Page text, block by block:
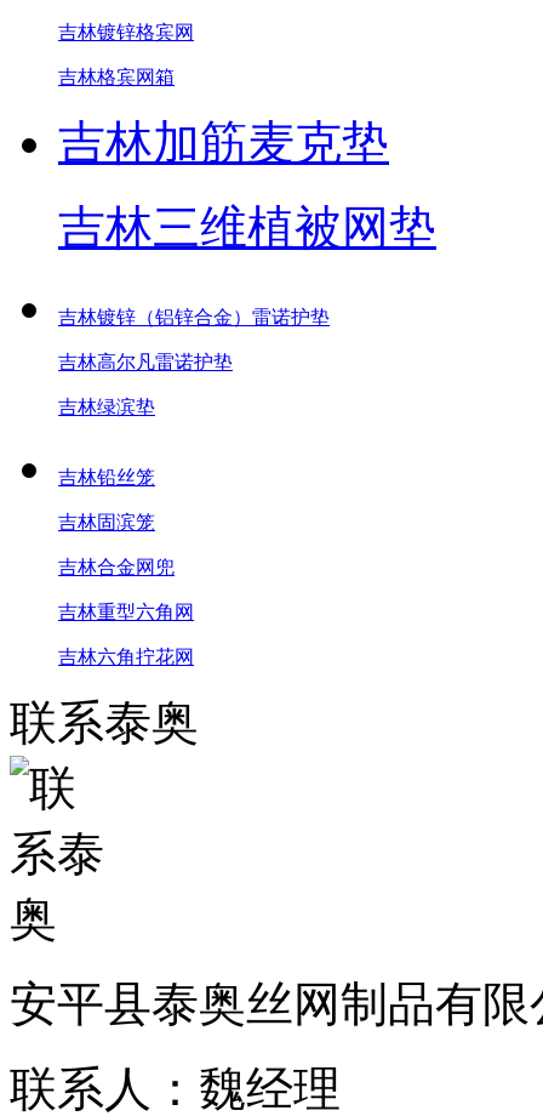
吉林镀锌格宾网
吉林格宾网箱
吉林加筋麦克垫
吉林三维植被网垫
吉林镀锌（铝锌合金）雷诺护垫
吉林高尔凡雷诺护垫
吉林绿滨垫
吉林铅丝笼
吉林固滨笼
吉林合金网兜
吉林重型六角网
吉林六角拧花网
联系泰奥
安平县泰奥丝网制品有限
联系人：魏经理